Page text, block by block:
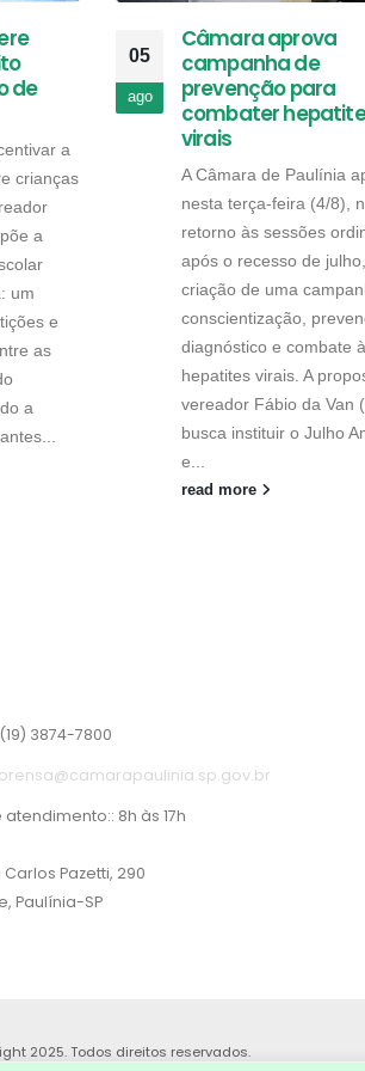
de
a
crianças
a
um
e
as
a
05
ago
Câmara aprova
campanha de
prevenção para
combater
virais
A Câmara de Paulínia
nesta terça-feira (4/8),
retorno às sessões
após o recesso de
criação de uma
conscientização,
diagnóstico e combate
hepatites virais. A
vereador Fábio da Van
busca instituir o Julho
e...
read more
(19) 3874-7800
atendimento:: 8h às 17h
Pazetti, 290
Paulínia-SP
2025. Todos direitos reservados.